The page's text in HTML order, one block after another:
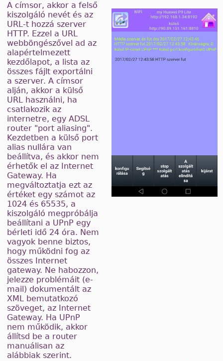
A címsor, akkor a felső
kiszolgáló nevét és az
URL-t hozzá szerver
HTTP. Ezzel a URL
webböngészővel ad az
alapértelmezett
kezdőlapot, a lista az
összes fájlt exportálni
a szerver. A címsor
alján, akkor a külső
URL használni, ha
csatlakozik az
internetre, egy ADSL
router "port aliasing".
Kezdetben a külső port
alias nullára van
beállítva, és akkor nem
érhetők el az Internet
Gateway. Ha
megváltoztatja ezt az
értéket egy számot az
1024 és 65535, a
kiszolgáló megpróbálja
beállítani a UPnP egy
bérleti idő 24 óra. Nem
vagyok benne biztos,
hogy működni fog az
összes Internet
gateway. Ne habozzon,
jelezze problémáit (e-
mail) dokumentált az
XML bemutatkozó
szöveget, az Internet
Gateway. Ha UPnP
nem működik, akkor
állítsd be a router
manuálisan az
alábbiak szerint.